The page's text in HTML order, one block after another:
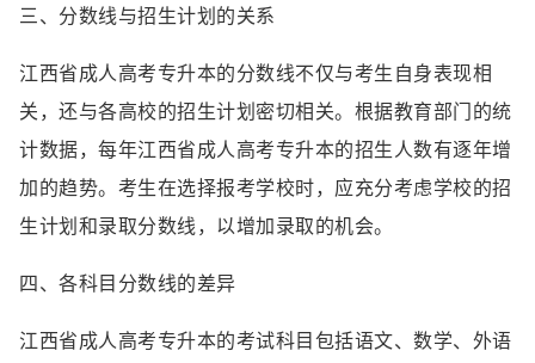
三、分数线与招生计划的关系
江西省成人高考专升本的分数线不仅与考生自身表现相
关，还与各高校的招生计划密切相关。根据教育部门的统
计数据，每年江西省成人高考专升本的招生人数有逐年增
加的趋势。考生在选择报考学校时，应充分考虑学校的招
生计划和录取分数线，以增加录取的机会。
四、各科目分数线的差异
江西省成人高考专升本的考试科目包括语文、数学、外语